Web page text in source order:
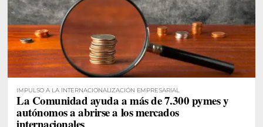
IMPULSO A LA INTERNACIONALIZACIÓN EMPRESARIAL
La Comunidad ayuda a más de 7.300 pymes y
autónomos a abrirse a los mercados
internacionales